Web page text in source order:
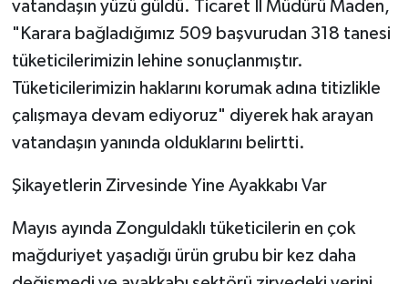
vatandaşın yüzü güldü. Ticaret İl Müdürü Maden,
"Karara bağladığımız 509 başvurudan 318 tanesi
tüketicilerimizin lehine sonuçlanmıştır.
Tüketicilerimizin haklarını korumak adına titizlikle
çalışmaya devam ediyoruz" diyerek hak arayan
vatandaşın yanında olduklarını belirtti.
​Şikayetlerin Zirvesinde Yine Ayakkabı Var
​Mayıs ayında Zonguldaklı tüketicilerin en çok
mağduriyet yaşadığı ürün grubu bir kez daha